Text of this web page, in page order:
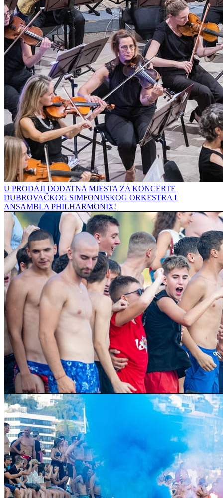
U PRODAJI DODATNA MJESTA ZA KONCERTE
DUBROVAČKOG SIMFONIJSKOG ORKESTRA I
ANSAMBLA PHILHARMONIX!